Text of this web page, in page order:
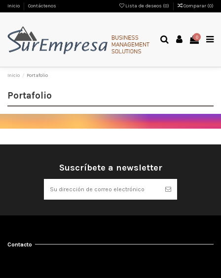
Inicio Contáctenos Lista de deseos (0) Comparar (0)
0
Inicio Portafolio
Portafolio
Suscríbete a newsletter
Contacto